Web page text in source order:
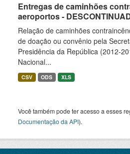
Entregas de caminhões
aeroportos -
Relação de caminhões
de doação ou convênio pela
Presidência da República (2012-
Nacional...
CSV ODS XLS
Você também pode ter acesso a esses
Documentação da API).